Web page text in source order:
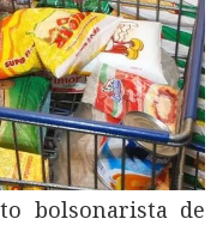
bolsonarista de